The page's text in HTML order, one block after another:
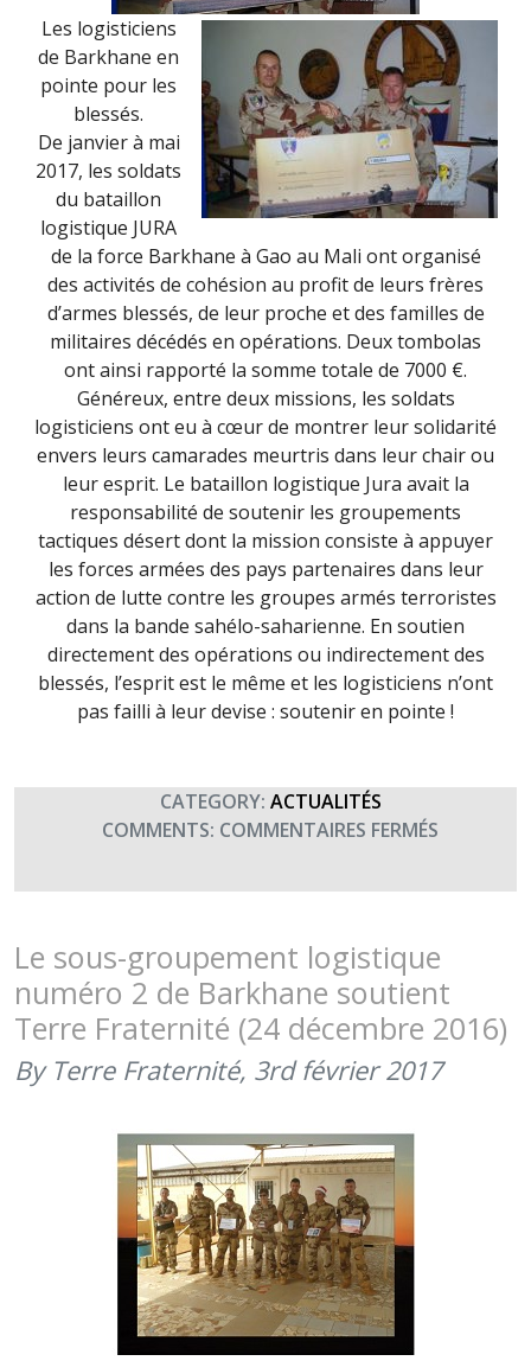
Les logisticiens
de Barkhane en
pointe pour les
blessés.
De janvier à mai
2017, les soldats
du bataillon
logistique JURA
de la force Barkhane à Gao au Mali ont organisé
des activités de cohésion au profit de leurs frères
d’armes blessés, de leur proche et des familles de
militaires décédés en opérations. Deux tombolas
ont ainsi rapporté la somme totale de 7000 €.
Généreux, entre deux missions, les soldats
logisticiens ont eu à cœur de montrer leur solidarité
envers leurs camarades meurtris dans leur chair ou
leur esprit. Le bataillon logistique Jura avait la
responsabilité de soutenir les groupements
tactiques désert dont la mission consiste à appuyer
les forces armées des pays partenaires dans leur
action de lutte contre les groupes armés terroristes
dans la bande sahélo-saharienne. En soutien
directement des opérations ou indirectement des
blessés, l’esprit est le même et les logisticiens n’ont
pas failli à leur devise : soutenir en pointe !
CATEGORY: ACTUALITÉS
COMMENTS: COMMENTAIRES FERMÉS
TERRE
(DÉBUT
Le sous-groupement logistique
numéro 2 de Barkhane soutient
Terre Fraternité (24 décembre 2016)
By Terre Fraternité, 3rd février 2017